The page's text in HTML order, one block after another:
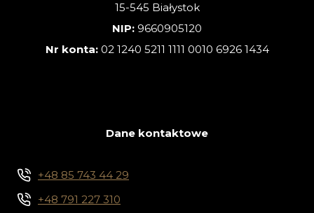
15-545 Białystok
NIP: 9660905120
Nr konta: 02 1240 5211 1111 0010 6926 1434
Dane kontaktowe
+48 85 743 44 29
+48 791 227 310